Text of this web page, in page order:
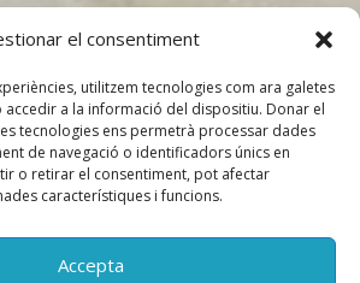
el consentiment
utilitzem tecnologies com ara galetes
a la informació del dispositiu. Donar el
tecnologies ens permetrà processar dades
de navegació o identificadors únics en
o retirar el consentiment, pot afectar
característiques i funcions.
Accepta
O COMANDES
687 740 267Anna